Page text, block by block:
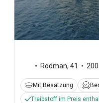
Rodman, 41
Mit Besatzung
Treibstoff im Preis